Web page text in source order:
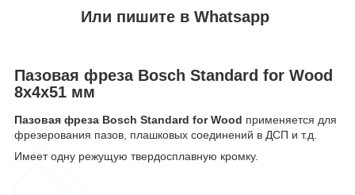
Или пишите в Whatsapp
Пазовая фреза Bosch Standard for Wood
8x4x51 мм
Пазовая фреза Bosch Standard for Wood применяется для
фрезерования пазов, плашковых соединений в ДСП и т.д.
Имеет одну режущую твердосплавную кромку.